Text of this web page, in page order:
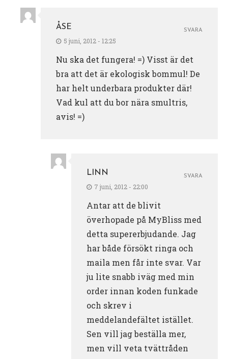
ÅSE
5 juni, 2012 - 12:25
Nu ska det fungera! =) Visst är det
bra att det är ekologisk bommul! De
har helt underbara produkter där!
Vad kul att du bor nära smultris,
avis! =)
SVARA
LINN
7 juni, 2012 - 22:00
Antar att de blivit
överhopade på MyBliss med
detta supererbjudande. Jag
har både försökt ringa och
maila men får inte svar. Var
ju lite snabb iväg med min
order innan koden funkade
och skrev i
meddelandefältet istället.
Sen vill jag beställa mer,
men vill veta tvättråden
SVARA